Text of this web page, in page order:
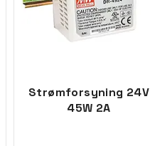
Strømforsyning 24V
45W 2A